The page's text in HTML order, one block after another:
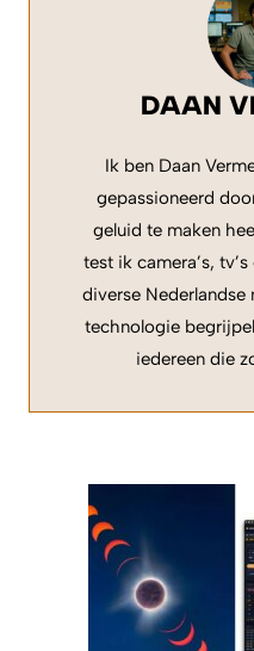
DAAN
Ik ben Daan
gepassioneerd
geluid te maken
test ik camera’s,
diverse
technologie
iedereen die